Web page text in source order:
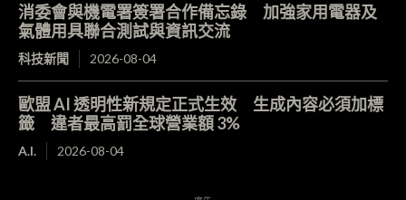
消委會與機電署簽署合作備忘錄 加強家用電器及
氣體用具聯合測試與資訊交流
科技新聞 2026-08-04
歐盟 AI 透明性新規定正式生效 生成內容必須加標
籤 違者最高罰全球營業額 3%
A.I. 2026-08-04